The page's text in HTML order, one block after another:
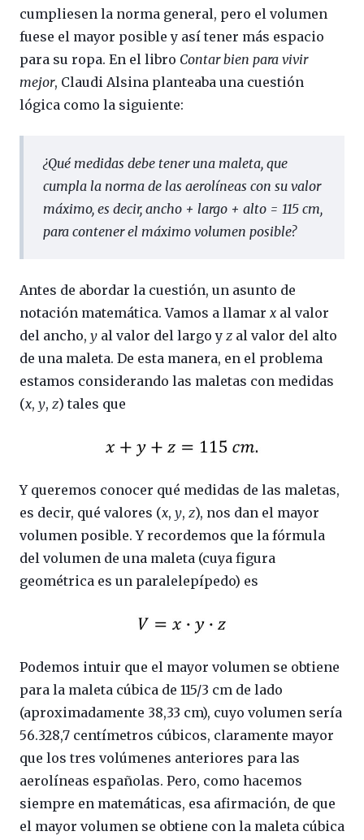
cumpliesen la norma general, pero el volumen
fuese el mayor posible y así tener más espacio
para su ropa. En el libro Contar bien para vivir
mejor, Claudi Alsina planteaba una cuestión
lógica como la siguiente:
¿Qué medidas debe tener una maleta, que
cumpla la norma de las aerolíneas con su valor
máximo, es decir, ancho + largo + alto = 115 cm,
para contener el máximo volumen posible?
Antes de abordar la cuestión, un asunto de
notación matemática. Vamos a llamar x al valor
del ancho, y al valor del largo y z al valor del alto
de una maleta. De esta manera, en el problema
estamos considerando las maletas con medidas
(x, y, z) tales que
Y queremos conocer qué medidas de las maletas,
es decir, qué valores (x, y, z), nos dan el mayor
volumen posible. Y recordemos que la fórmula
del volumen de una maleta (cuya figura
geométrica es un paralelepípedo) es
Podemos intuir que el mayor volumen se obtiene
para la maleta cúbica de 115/3 cm de lado
(aproximadamente 38,33 cm), cuyo volumen sería
56.328,7 centímetros cúbicos, claramente mayor
que los tres volúmenes anteriores para las
aerolíneas españolas. Pero, como hacemos
siempre en matemáticas, esa afirmación, de que
el mayor volumen se obtiene con la maleta cúbica